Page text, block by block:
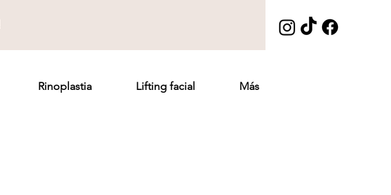
Rinoplastia Lifting facial Más